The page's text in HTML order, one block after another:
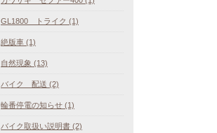
GL1800 トライク (1)
絶版車 (1)
自然現象 (13)
バイク 配送 (2)
輪番停電の知らせ (1)
バイク取扱い説明書 (2)